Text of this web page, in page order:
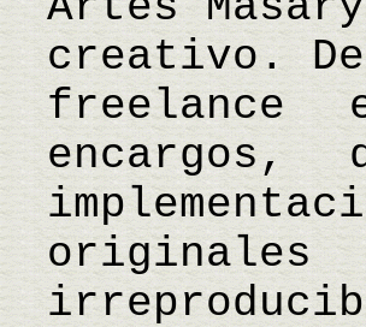
creativo.
freelance